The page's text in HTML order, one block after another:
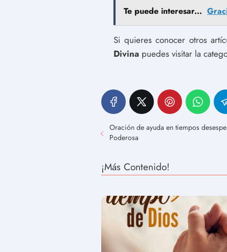
Te puede interesar...
Si quieres conocer otros
Divina puedes visitar la
Oración de ayuda en tiempos
Poderosa
¡Más Contenido!